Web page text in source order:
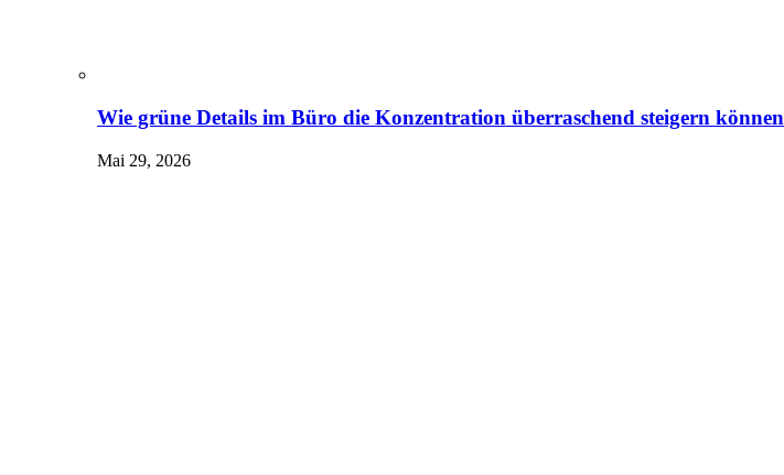
Wie grüne Details im Büro die Konzentration überraschend steigern können
Mai 29, 2026